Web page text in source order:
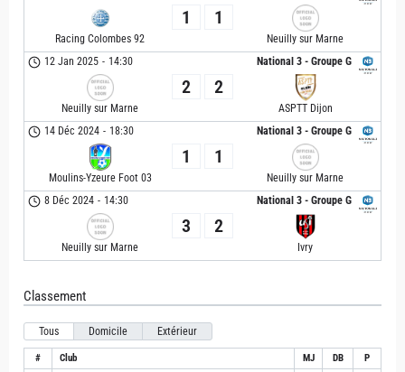
Racing Colombes 92
1 1
Neuilly sur Marne
National 3 - Groupe G
12 Jan 2025 - 14:30
Neuilly sur Marne
2 2
ASPTT Dijon
National 3 - Groupe G
14 Déc 2024 - 18:30
Moulins-Yzeure Foot 03
1 1
Neuilly sur Marne
National 3 - Groupe G
8 Déc 2024 - 14:30
Neuilly sur Marne
3 2
Ivry
Classement
Tous Domicile Extérieur
# Club MJ DB P